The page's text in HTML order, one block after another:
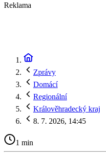
Reklama
Zprávy
Domácí
Regionální
Králověhradecký kraj
8. 7. 2026, 14:45
1 min